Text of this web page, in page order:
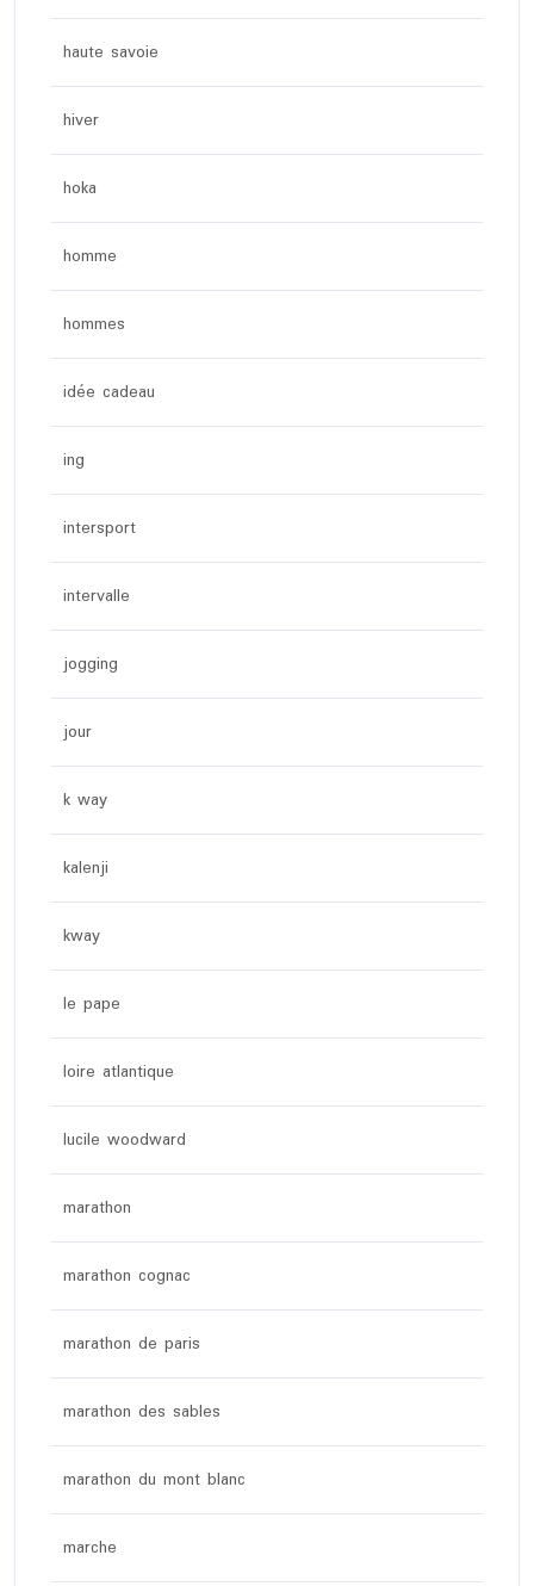
haute savoie
hiver
hoka
homme
hommes
idée cadeau
ing
intersport
intervalle
jogging
jour
k way
kalenji
kway
le pape
loire atlantique
lucile woodward
marathon
marathon cognac
marathon de paris
marathon des sables
marathon du mont blanc
marche